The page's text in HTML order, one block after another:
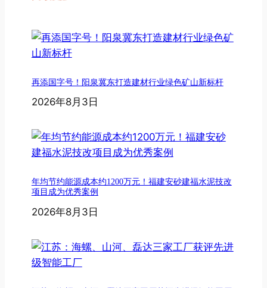
再添国字号！阳泉冀东打造建材行业绿色矿山新标杆
2026年8月3日
年均节约能源成本约1200万元！福建安砂建福水泥技改
项目成为优秀案例
2026年8月3日